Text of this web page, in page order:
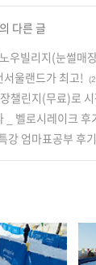
다른 글
우빌리지(눈썰매
울랜드가 최고!
챌린지(무료)로
_ 벨로시레이크 후
강 엄마표공부 후